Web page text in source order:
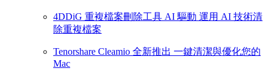
4DDiG 重複檔案刪除工具 AI 驅動 運用 AI 技術清
除重複檔案
Tenorshare Cleamio 全新推出 一鍵清潔與優化您的
Mac